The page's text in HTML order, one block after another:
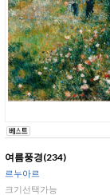
여름풍경(234)
르누아르
크기선택가능